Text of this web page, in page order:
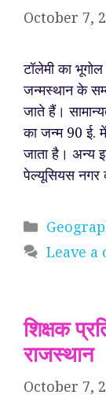
October 7,
टॉलेमी का
जन्मस्थान के
जाते हैं।
का जन्म 90 ई.
जाता है। अन्य
पेल्यूसियस नगर
Leave a
शिक्षक
राजस्थान
October 7,